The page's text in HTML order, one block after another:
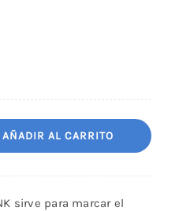
AÑADIR AL CARRITO
sirve para marcar el